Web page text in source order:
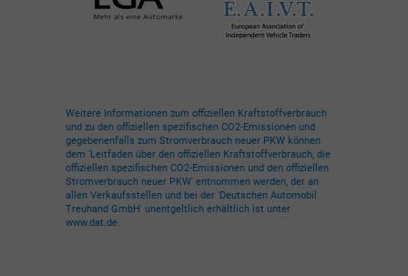
Weitere Informationen zum offiziellen Kraftstoffverbrauch
und zu den offiziellen spezifischen CO2-Emissionen und
gegebenenfalls zum Stromverbrauch neuer PKW können
dem 'Leitfaden über den offiziellen Kraftstoffverbrauch, die
offiziellen spezifischen CO2-Emissionen und den offiziellen
Stromverbrauch neuer PKW' entnommen werden, der an
allen Verkaufsstellen und bei der 'Deutschen Automobil
Treuhand GmbH' unentgeltlich erhältlich ist unter
www.dat.de.